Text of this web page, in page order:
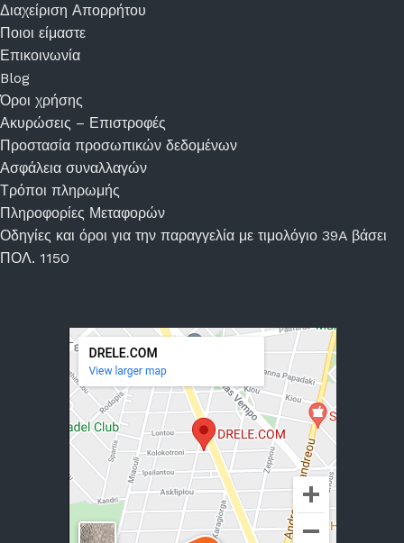
Διαχείριση Απορρήτου
Ποιοι είμαστε
Επικοινωνία
Blog
Όροι χρήσης
Ακυρώσεις – Επιστροφές
Προστασία προσωπικών δεδομένων
Ασφάλεια συναλλαγών
Τρόποι πληρωμής
Πληροφορίες Μεταφορών
Οδηγίες και όροι για την παραγγελία με τιμολόγιο 39A βάσει
ΠΟΛ. 1150